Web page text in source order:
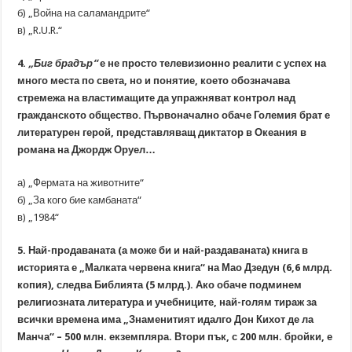
б) „Война на саламандрите“
в) „R.U.R.“
4. „Биг брадър“е не просто телевизионно реалити с успех на
много места по света, но и понятие, което обозначава
стремежа на властимащите да упражняват контрол над
гражданското общество. Първоначално обаче Големия брат е
литературен герой, представляващ диктатор в Океания в
романа на Джордж Оруел…
а) „Фермата на животните“
б) „За кого бие камбаната“
в) „1984“
5. Най-продаваната (а може би и най-раздаваната) книга в
историята е „Малката червена книга“ на Мао Дзедун (6,6 млрд.
копия), следва Библията (5 млрд.). Ако обаче подминем
религиозната литература и учебниците, най-голям тираж за
всички времена има „Знаменитият идалго Дон Кихот де ла
Манча“ – 500 млн. екземпляра. Втори пък, с 200 млн. бройки, е